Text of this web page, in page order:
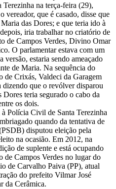
Terezinha na terça-feira (29),
vereador, que é casado, disse que
das Dores; e que teria ido à
iria trabalhar no criatório de
de Campos Verdes, Divino Omar
O parlamentar estava com um
estaria sendo ameaçado
de Maria. Na sequência do
de Crixás, Valdeci da Garagem
dizendo que o revólver disparou
teria segurado o cabo da
os dois.
Polícia Civil de Santa Terezinha
quando da tentativa de
disputou eleição pela
na ocasião. Em 2012, na
de suplente e está ocupando
de Campos Verdes no lugar do
de Carvalho Paiva (PP), atual
do prefeito Vilmar José
da Cerâmica.